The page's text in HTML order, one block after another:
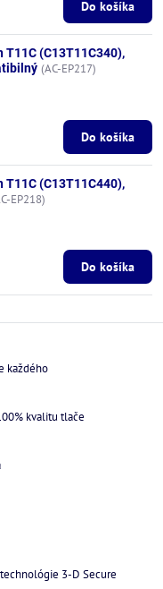
Do košíka
(C13T11C340),
(AC-EP217)
Do košíka
(C13T11C440),
EP218)
Do košíka
každého
kvalitu tlače
3-D Secure